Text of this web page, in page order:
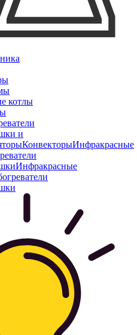
котлы
и
КонвекторыИнфракрасные
Инфракрасные